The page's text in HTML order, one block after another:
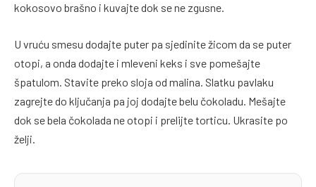
kokosovo brašno i kuvajte dok se ne zgusne.
U vruću smesu dodajte puter pa sjedinite žicom da se puter
otopi, a onda dodajte i mleveni keks i sve pomešajte
špatulom. Stavite preko sloja od malina. Slatku pavlaku
zagrejte do ključanja pa joj dodajte belu čokoladu. Mešajte
dok se bela čokolada ne otopi i prelijte torticu. Ukrasite po
želji.